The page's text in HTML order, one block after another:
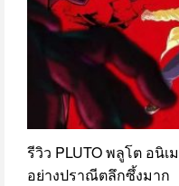
รีวิว PLUTO พลูโต อนิเ
อย่างปราณีตลึกซึ้งมาก